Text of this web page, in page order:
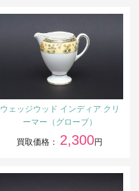
ウェッジウッド インディア クリ
ーマー（グローブ）
買取価格： 2,300円